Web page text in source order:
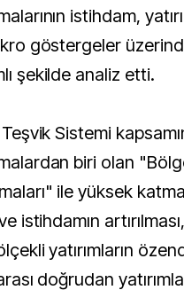
istihdam,
göstergeler
şekilde analiz etti.
Teşvik Sistemi
biri olan
ile yüksek
istihdamın
yatırımların
doğrudan